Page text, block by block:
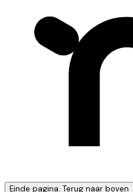
Einde pagina. Terug naar boven